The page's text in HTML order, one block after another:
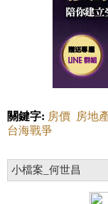
關鍵字: 房價 房地
台海戰爭
小檔案_何世昌